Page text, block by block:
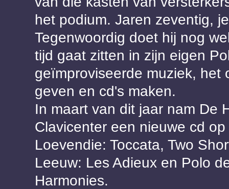
het podium. Jaren zeventig,
Tegenwoordig doet hij nog
tijd gaat zitten in zijn eigen
geïmproviseerde muziek, het
geven en cd's maken.
In maart van dit jaar nam De
Clavicenter een nieuwe cd
Loevendie: Toccata, Two
Leeuw: Les Adieux en Polo
Harmonies.